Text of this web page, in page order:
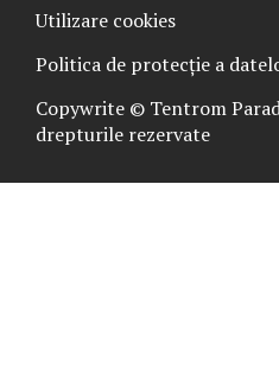
Copywrite © Tentrom
drepturile rezervate
Politica de protecție a
Utilizare cookies